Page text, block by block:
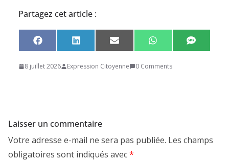
Partagez cet article :
Share
on
F
a
e
Share
on
L
i
k
Share
on
E
m
i
Share
on
W
h
t
Share
on
S
M
8 juillet 2026 Expression Citoyenne 0 Comments
Laisser un commentaire
Votre adresse e-mail ne sera pas publiée. Les champs
obligatoires sont indiqués avec*